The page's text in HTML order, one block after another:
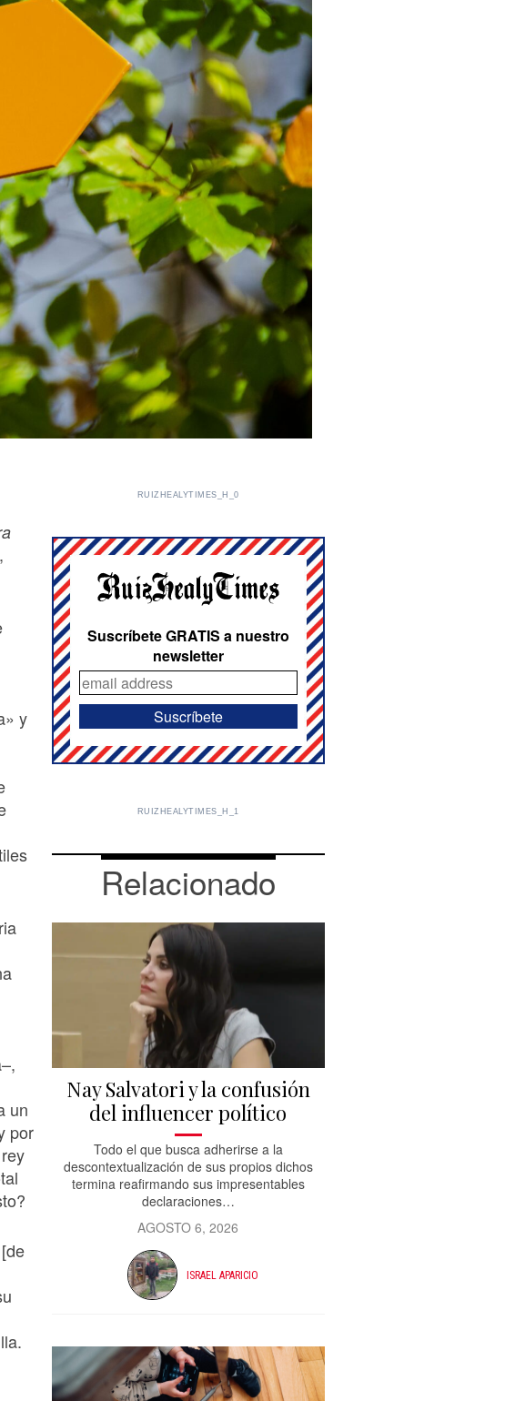
y
un
por
RUIZHEALYTIMES_H_0
Suscríbete GRATIS a nuestro
newsletter
RUIZHEALYTIMES_H_1
Relacionado
Nay Salvatori y la confusión
del influencer político
Todo el que busca adherirse a la
descontextualización de sus propios dichos
termina reafirmando sus impresentables
declaraciones…
AGOSTO 6, 2026
ISRAEL APARICIO